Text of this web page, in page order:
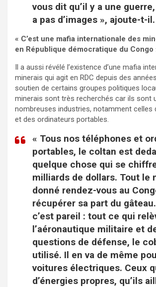
vous dit qu’il y a une
a pas d’images », ajoute-t-il.
« C’est une mafia internationale des
en République démocratique du Congo
Il a aussi révélé l’existence d’une mafia
minerais qui agit en RDC depuis des
soutien de certains groupes politiques
minerais sont très recherchés car ils sont
nombreuses industries, notamment celles
et des ordinateurs portables.
« Tous nos téléphones et
portables, le coltan est
quelque chose qui se
milliards de dollars. Tout le
donné rendez-vous au
récupérer sa part du
c’est pareil : tout ce qui
l’aéronautique militaire et
questions de défense, le
utilisé. Il en va de même
voitures électriques. Ceux
d’énergies propres, qu’ils